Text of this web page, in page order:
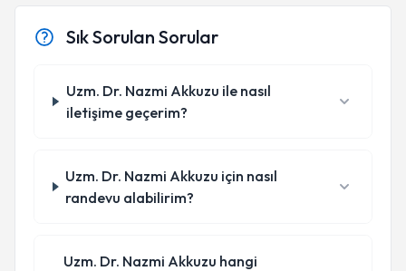
Sık Sorulan Sorular
Uzm. Dr. Nazmi Akkuzu ile nasıl
iletişime geçerim?
Uzm. Dr. Nazmi Akkuzu için nasıl
randevu alabilirim?
Uzm. Dr. Nazmi Akkuzu hangi